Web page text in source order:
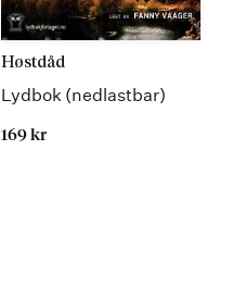
Høstdåd
Lydbok (nedlastbar)
169 kr